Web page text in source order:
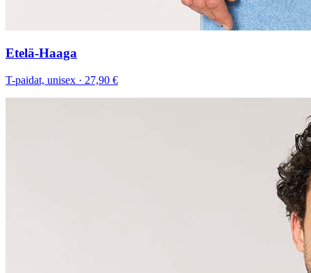
Etelä-Haaga
T-paidat, unisex · 27,90 €